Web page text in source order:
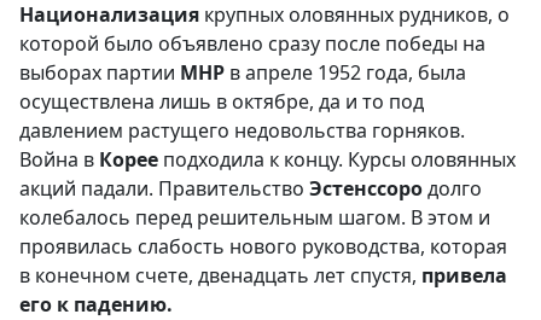
Национализация крупных оловянных рудников, о
которой было объявлено сразу после победы на
выборах партии МНР в апреле 1952 года, была
осуществлена лишь в октябре, да и то под
давлением растущего недовольства горняков.
Война в Корее подходила к концу. Курсы оловянных
акций падали. Правительство Эстенссородолго
колебалось перед решительным шагом. В этом и
проявилась слабость нового руководства, которая
в конечном счете, двенадцать лет спустя, привела
его к падению.